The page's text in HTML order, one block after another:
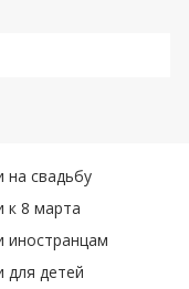
на свадьбу
к 8 марта
иностранцам
для детей